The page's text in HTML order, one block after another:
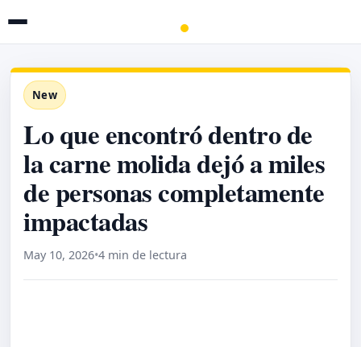
New
Lo que encontró dentro de
la carne molida dejó a miles
de personas completamente
impactadas
May 10, 2026•4 min de lectura